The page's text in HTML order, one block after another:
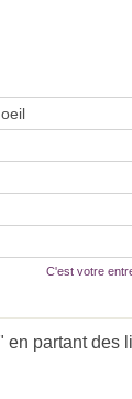
C'est votre
en partant des